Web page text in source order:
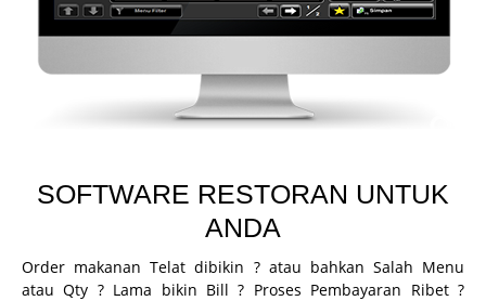
CCTV
Printer Inkjet
Printer ID Card
Perlengkapan Kasir
SOFTWARE RESTORAN UNTUK
ANDA
Order makanan Telat dibikin ? atau bahkan Salah Menu
atau Qty ? Lama bikin Bill ? Proses Pembayaran Ribet ?